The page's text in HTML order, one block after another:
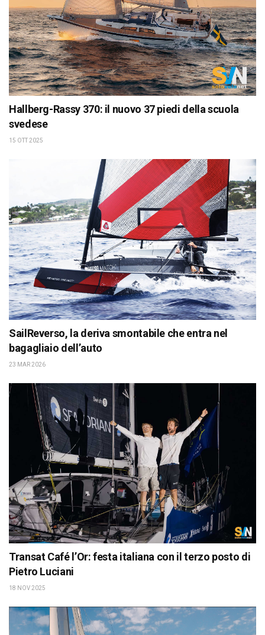
Hallberg-Rassy 370: il nuovo 37 piedi della scuola
svedese
15 OTT 2025
SailReverso, la deriva smontabile che entra nel
bagagliaio dell’auto
23 MAR 2026
Transat Café l’Or: festa italiana con il terzo posto di
Pietro Luciani
18 NOV 2025